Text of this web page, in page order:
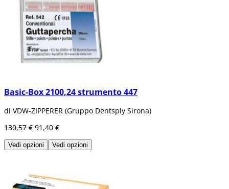
Basic-Box 2100,24 strumento 447
di VDW-ZIPPERER (Gruppo Dentsply Sirona)
130,57 € 91,40 €
Vedi opzioni Vedi opzioni